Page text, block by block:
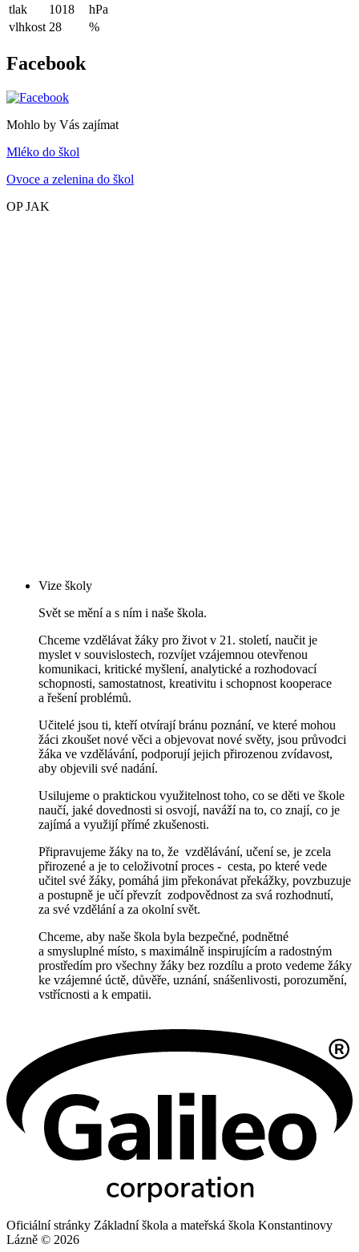
tlak
1018
hPa
vlhkost 28 %
Facebook
Mohlo by Vás zajímat
Mléko do škol
Ovoce a zelenina do škol
OP JAK
Vize školy
Svět se mění a s ním i naše škola.
Chceme vzdělávat žáky pro život v 21. století, naučit je
myslet v souvislostech, rozvíjet vzájemnou otevřenou
komunikaci, kritické myšlení, analytické a rozhodovací
schopnosti, samostatnost, kreativitu i schopnost kooperace
a řešení problémů.
Učitelé jsou ti, kteří otvírají bránu poznání, ve které mohou
žáci zkoušet nové věci a objevovat nové světy, jsou průvodci
žáka ve vzdělávání, podporují jejich přirozenou zvídavost,
aby objevili své nadání.
Usilujeme o praktickou využitelnost toho, co se děti ve škole
naučí, jaké dovednosti si osvojí, naváží na to, co znají, co je
zajímá a využijí přímé zkušenosti.
Připravujeme žáky na to, že vzdělávání, učení se, je zcela
přirozené a je to celoživotní proces - cesta, po které vede
učitel své žáky, pomáhá jim překonávat překážky, povzbuzuje
a postupně je učí převzít zodpovědnost za svá rozhodnutí,
za své vzdělání a za okolní svět.
Chceme, aby naše škola byla bezpečné, podnětné
a smysluplné místo, s maximálně inspirujícím a radostným
prostředím pro všechny žáky bez rozdílu a proto vedeme žáky
ke vzájemné úctě, důvěře, uznání, snášenlivosti, porozumění,
vstřícnosti a k empatii.
Oficiální stránky Základní škola a mateřská škola Konstantinovy
Lázně © 2026